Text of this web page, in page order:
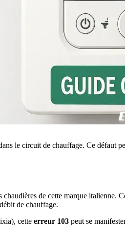
le circuit de chauffage. Ce défaut
chaudières de cette marque italienne.
de chauffage.
cette erreur 103 peut se